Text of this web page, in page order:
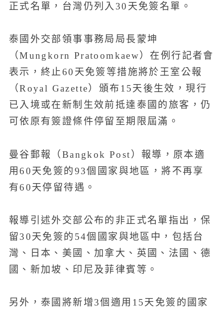
正式名單，台灣仍列入30天免簽名單。
泰國外交部領事事務局局長蒙坤
（Mungkorn Pratoomkaew）在例行記者會
表示，終止60天免簽等措施將於王室公報
（Royal Gazette）頒布15天後生效，現行
已入境或在新制生效前抵達泰國的旅客，仍
可依原有簽證條件停留至期限屆滿。
曼谷郵報（Bangkok Post）報導，原本適
用60天免簽的93個國家與地區，將不再享
有60天停留待遇。
報導引述外交部公布的非正式名單指出，保
留30天免簽的54個國家與地區中，包括台
灣、日本、美國、加拿大、英國、法國、德
國、新加坡、印尼及菲律賓等。
另外，泰國將新增3個適用15天免簽的國家